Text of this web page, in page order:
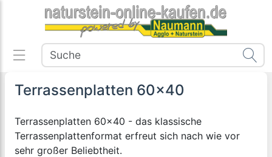
Terrassenplatten 60x40
Terrassenplatten 60x40 - das klassische
Terrassenplattenformat erfreut sich nach wie vor
sehr großer Beliebtheit.